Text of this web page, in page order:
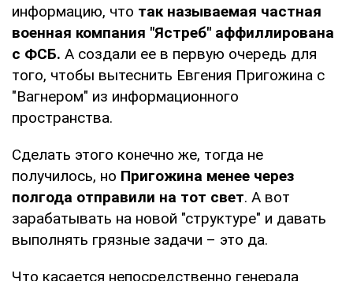
информацию, что так называемая частная
военная компания "Ястреб" аффиллирована
с ФСБ. А создали ее в первую очередь для
того, чтобы вытеснить Евгения Пригожина с
"Вагнером" из информационного
пространства.
Сделать этого конечно же, тогда не
получилось, но Пригожина менее через
полгода отправили на тот свет. А вот
зарабатывать на новой "структуре" и давать
выполнять грязные задачи – это да.
Что касается непосредственно генерала